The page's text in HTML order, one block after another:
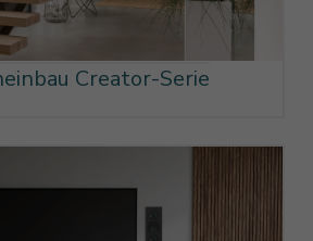
Creator-Serie